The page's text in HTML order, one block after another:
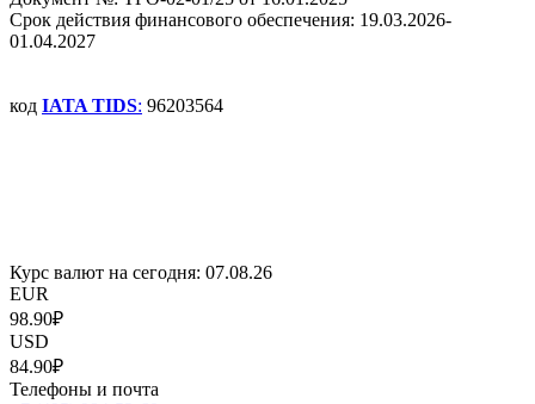
Срок действия финансового обеспечения: 19.03.2026-
01.04.2027
код IATA TIDS: 96203564
Курс валют на сегодня: 07.08.26
EUR
98.90₽
USD
84.90₽
Телефоны и почта